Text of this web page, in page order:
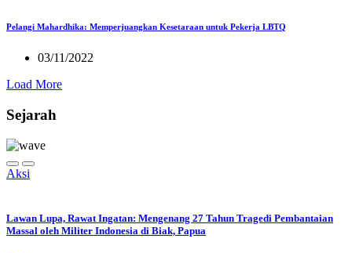
Pelangi Mahardhika: Memperjuangkan Kesetaraan untuk Pekerja LBTQ
03/11/2022
Load More
Sejarah
Aksi
Lawan Lupa, Rawat Ingatan: Mengenang 27 Tahun Tragedi Pembantaian
Massal oleh Militer Indonesia di Biak, Papua